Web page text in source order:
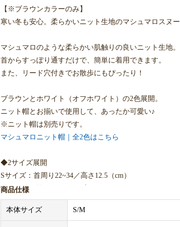
【※ブラウンカラーのみ】
寒い冬も安心。柔らかいニット生地のマシュマロスヌー
マシュマロのような柔らかい肌触りの良いニット生地。
首からすっぽり通すだけで、簡単に着用できます。
また、リード穴付きでお散歩にもぴったり！
ブラウンとホワイト（オフホワイト）の2色展開。
ニット帽とお揃いで使用して、あったか可愛い♪
※ニット帽は別売りです。
マシュマロニット帽｜全2色はこちら
◆2サイズ展開
Sサイズ：首周り22~34／高さ12.5（cm）
Mサイズ：首周り29~44／高さ18.5（cm）
※画像内サイズ表のサイズや適応犬種はあくまでも目安
商品仕様
本体サイズ S/M